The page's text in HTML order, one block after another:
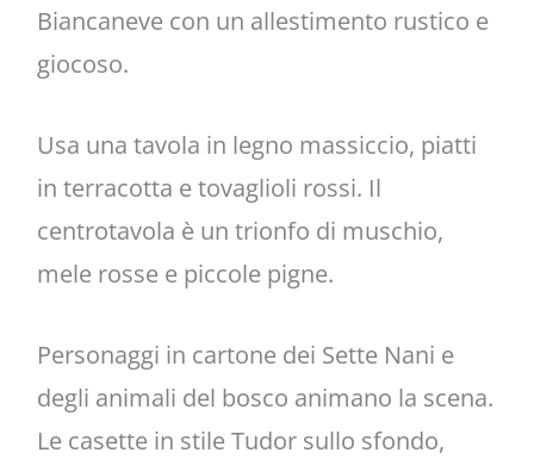
Biancaneve con un allestimento rustico e
giocoso.
Usa una tavola in legno massiccio, piatti
in terracotta e tovaglioli rossi. Il
centrotavola è un trionfo di muschio,
mele rosse e piccole pigne.
Personaggi in cartone dei Sette Nani e
degli animali del bosco animano la scena.
Le casette in stile Tudor sullo sfondo,